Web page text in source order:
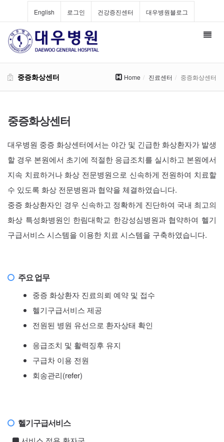
English 로그인 건강증진센터 대우병원블로그
중증화상센터 Home 진료센터 중증화상센터
중증화상센터
대우병원 중증 화상센터에서는 야간 및 긴급한 화상환자가 발생
할 경우 본원에서 초기에 적절한 응급조치를 실시하고 본원에서
지속 치료하거나 화상 전문병원으로 신속하게 전원하여 치료할
수 있도록 화상 전문병원과 협약을 체결하였습니다.
중증 화상환자인 경우 신속하고 정확하게 진단하여 국내 최고의
화상 특성화병원인 한림대학교 한강성심병원과 협약하여 헬기
구급서비스 시스템을 이용한 치료 시스템을 구축하였습니다.
주요 업무
중증 화상환자 진료의뢰 예약 및 접수
헬기구급서비스 제공
전원된 병원 유선으로 환자상태 확인
응급조치 및 활력징후 유지
구급차 이용 전원
회송관리(refer)
헬기구급서비스